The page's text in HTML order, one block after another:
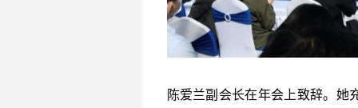
陈爱兰副会长在年会上致辞。她